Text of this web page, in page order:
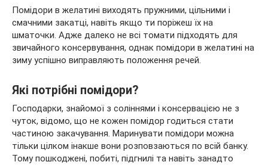
Помідори в желатині виходять пружними, цільними і
смачними закатці, навіть якщо ти поріжеш їх на
шматочки. Адже далеко не всі томати підходять для
звичайного консервування, однак помідори в желатині на
зиму успішно виправляють положення речей.
Які потрібні помідори?
Господарки, знайомої з соліннями і консервацією не з
чуток, відомо, що не кожен помідор годиться стати
частиною закачування. Маринувати помідори можна
тільки цілком інакше вони розповзаються по всій банку.
Тому пошкоджені, побиті, підгнилі та навіть занадто